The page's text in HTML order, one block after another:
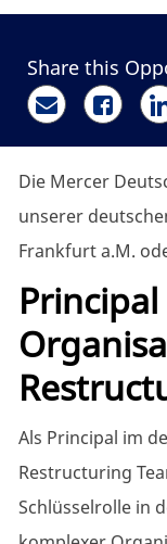
Share this
Share via
Share
Die Mercer
unserer
Frankfurt a.M.
Als Principal im
Restructuring
Schlüsselrolle in